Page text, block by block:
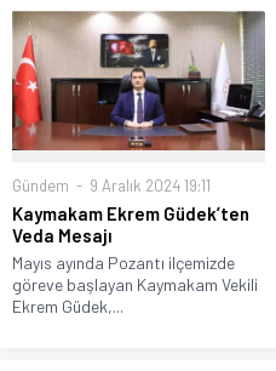
Gündem 9 Aralık 2024 19:11
Kaymakam Ekrem Güdek’ten
Veda Mesajı
Mayıs ayında Pozantı ilçemizde
göreve başlayan Kaymakam Vekili
Ekrem Güdek,...